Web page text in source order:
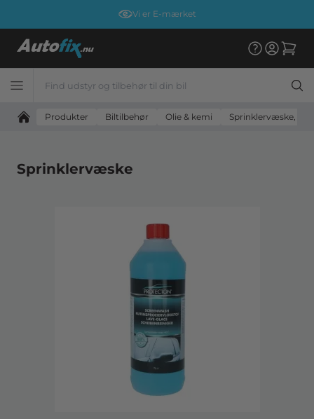
Vi er E-mærket
Produkter Biltilbehør Olie & kemi Sprinklervæske,
Sprinklervæske